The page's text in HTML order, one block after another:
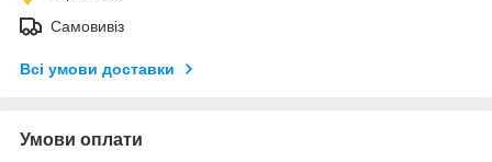
Самовивіз
Всі умови доставки
Умови оплати